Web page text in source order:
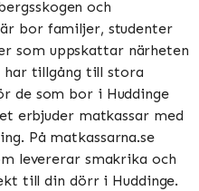
och
bor familjer, studenter
som uppskattar närheten
tillgång till stora
de som bor i Huddinge
erbjuder matkassar med
På matkassarna.se
levererar smakrika och
till din dörr i Huddinge.